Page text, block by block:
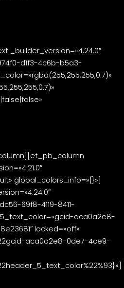
d1f3-4c6b-b5a3-
global_colors_info=»{}»]
69f8-4119-8411-
aca0a2e8-
locked=»off»
aca0a2e8-0de7-4ce9-